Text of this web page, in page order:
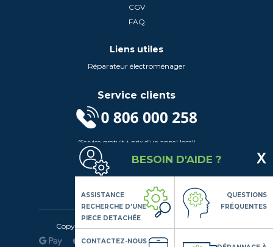
CGV
FAQ
Liens utiles
Réparateur électroménager
Service clients
(Service gratuit + prix d'un appel local)
Lundi au Vendredi de 9h à 18h
Contactez-Nous
Suivez-nous
Copyright© 2020 LSDLP, Tous droits réservés
BESOIN D'AIDE ?
ASSISTANCE
RECHERCHE D'UNE
PIECE DETACHÉE
QUESTIONS
FRÉQUENTES
CONTACTEZ-NOUS